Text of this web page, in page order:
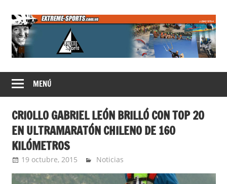
contenido
Extreme
Sports
MENÚ
CRIOLLO GABRIEL LEÓN BRILLÓ CON TOP 20
EN ULTRAMARATÓN CHILENO DE 160
KILÓMETROS
19 octubre, 2015 Extreme Sports
Noticias